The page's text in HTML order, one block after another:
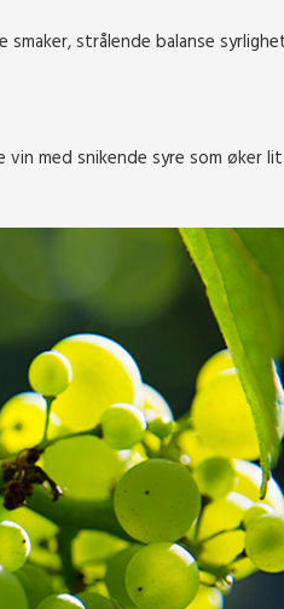
strålende balanse
vin med snikende syre som øker